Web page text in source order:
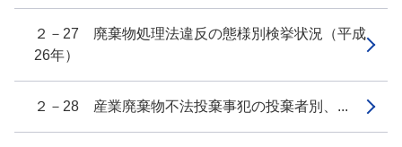
２－27 廃棄物処理法違反の態様別検挙状況（平成
26年）
２－28 産業廃棄物不法投棄事犯の投棄者別、...